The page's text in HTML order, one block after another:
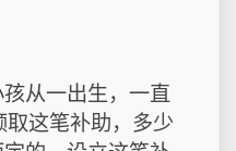
从一出生，一直
这笔补助，多少